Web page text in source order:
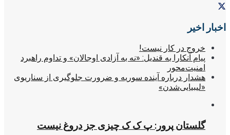
اخبار اخیر
خروج در کار نیست!
پیام آنکارا به قندیل: «نه به آزادی اوجالان» و تداوم راهبرد
امنیت‌محور
هشدار درباره آینده سوریه و ضرورت جلوگیری از سناریوی
«لیبیایی‌شدن»
گلستان پرور: پ ک ک چیزی جز دروغ نیست